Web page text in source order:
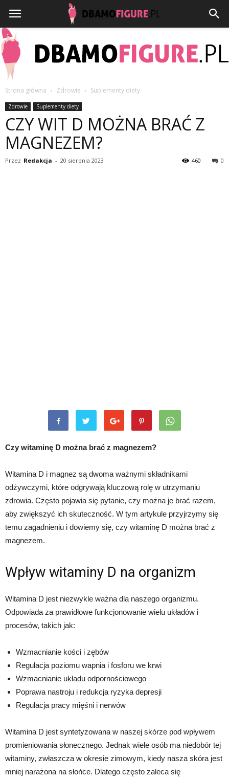
Strona główna Zdrowie Suplementy diety
Zdrowie Suplementy diety
CZY WIT D MOŻNA BRAĆ Z
MAGNEZEM?
Przez Redakcja - 20 sierpnia 2023 0
460
Czy witaminę D można brać z magnezem?
Witamina D i magnez są dwoma ważnymi składnikami
odżywczymi, które odgrywają kluczową rolę w utrzymaniu
zdrowia. Często pojawia się pytanie, czy można je brać razem,
aby zwiększyć ich skuteczność. W tym artykule przyjrzymy się
temu zagadnieniu i dowiemy się, czy witaminę D można brać z
magnezem.
Wpływ witaminy D na organizm
Witamina D jest niezwykle ważna dla naszego organizmu.
Odpowiada za prawidłowe funkcjonowanie wielu układów i
procesów, takich jak:
Wzmacnianie kości i zębów
Regulacja poziomu wapnia i fosforu we krwi
Wzmacnianie układu odpornościowego
Poprawa nastroju i redukcja ryzyka depresji
Regulacja pracy mięśni i nerwów
Witamina D jest syntetyzowana w naszej skórze pod wpływem
promieniowania słonecznego. Jednak wiele osób ma niedobór tej
witaminy, zwłaszcza w okresie zimowym, kiedy nasza skóra jest
mniej narażona na słońce. Dlatego często zaleca się